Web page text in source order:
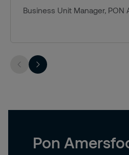
Business Unit Manager, PON
Pon